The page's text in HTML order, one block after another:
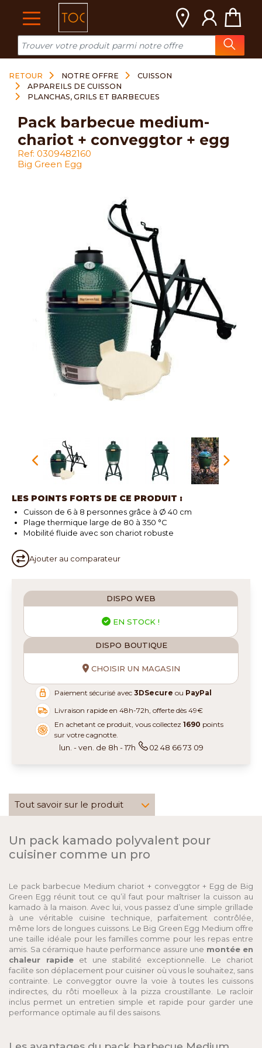
RETOUR NOTRE OFFRE
CUISSON
APPAREILS DE CUISSON
PLANCHAS, GRILS ET BARBECUES
LES POINTS FORTS DE CE PRODUIT :
Cuisson de 6 à 8 personnes grâce à Ø 40 cm
Plage thermique large de 80 à 350 °C
Mobilité fluide avec son chariot robuste
Ajouter au comparateur
pack barbecue medium-
chariot + conveggtor + egg
Ref: 0309482160
Big Green Egg
DISPO WEB
EN STOCK !
DISPO BOUTIQUE
CHOISIR UN MAGASIN
Paiement sécurisé avec3DSecure ou PayPal
Livraison rapide en 48h-72h, offerte dès 49€
En achetant ce produit, vous collectez1690 points
sur votre cagnotte.
lun. - ven. de 8h - 17h 02 48 66 73 09
Tout savoir sur le produit
Un pack kamado polyvalent pour
cuisiner comme un pro
Le pack barbecue Medium chariot + conveggtor + Egg de Big
Green Egg réunit tout ce qu’il faut pour maîtriser la cuisson au
kamado à la maison. Avec lui, vous passez d’une simple grillade
à une véritable cuisine technique, parfaitement contrôlée,
même lors de longues cuissons. Le Big Green Egg Medium offre
une taille idéale pour les familles comme pour les repas entre
amis. Sa céramique haute performance assure une montée en
chaleur rapideet une stabilité exceptionnelle. Le chariot
facilite son déplacement pour cuisiner où vous le souhaitez, sans
contrainte. Le conveggtor ouvre la voie à toutes les cuissons
indirectes, du rôti moelleux à la pizza croustillante. Le racloir
inclus permet un entretien simple et rapide pour garder une
performance optimale au fil des saisons.
Cookies management panel